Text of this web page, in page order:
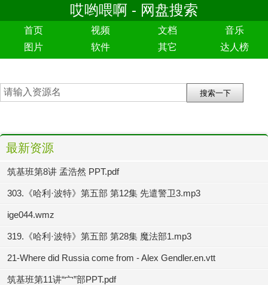
哎哟喂啊 - 网盘搜索
首页 视频 文档
音乐
图片
软件 其它 达人榜
最新资源
筑基班第8讲 孟浩然 PPT.pdf
303.《哈利·波特》第五部 第12集 先遣警卫3.mp3
ige044.wmz
319.《哈利·波特》第五部 第28集 魔法部1.mp3
21-Where did Russia come from - Alex Gendler.en.vtt
筑基班第11讲“宀”部PPT.pdf